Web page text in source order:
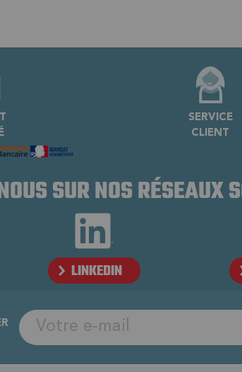
SERVICE
CLIENT
SUR NOS RÉSEAUX
LINKEDIN